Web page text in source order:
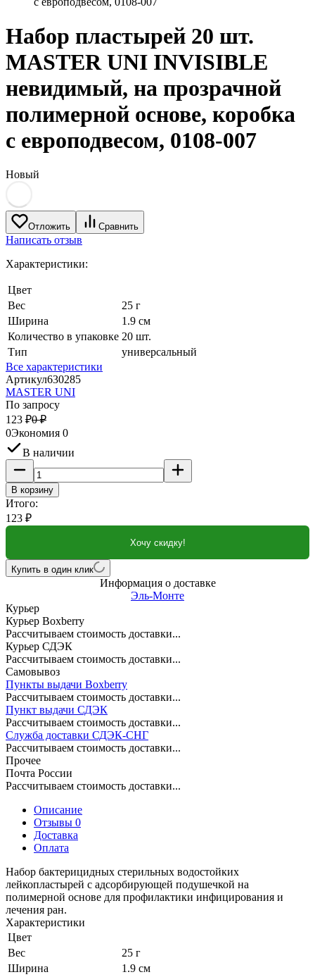
Набор пластырей 20 шт.
MASTER UNI INVISIBLE
невидимый, на прозрачной
полимерной основе, коробка
с европодвесом, 0108-007
Новый
Отложить Сравнить
Написать отзыв
Характеристики:
Цвет
Вес
25 г
Ширина
1.9 см
Количество в упаковке 20 шт.
Тип
универсальный
Все характеристики
Артикул630285
MASTER UNI
По запросу
123 ₽0 ₽
0Экономия 0
В наличии
В корзину
Итого:
123 ₽
Хочу скидку!
Купить в один клик
Информация о доставке
Эль-Монте
Курьер
Курьер Boxberry
Рассчитываем стоимость доставки...
Курьер СДЭК
Рассчитываем стоимость доставки...
Самовывоз
Пункты выдачи Boxberry
Рассчитываем стоимость доставки...
Пункт выдачи СДЭК
Рассчитываем стоимость доставки...
Служба доставки СДЭК-СНГ
Рассчитываем стоимость доставки...
Прочее
Почта России
Рассчитываем стоимость доставки...
Описание
Отзывы 0
Доставка
Оплата
Набор бактерицидных стерильных водостойких
лейкопластырей с адсорбирующей подушечкой на
полимерной основе для профилактики инфицирования и
лечения ран.
Характеристики
Цвет
Вес
25 г
Ширина
1.9 см